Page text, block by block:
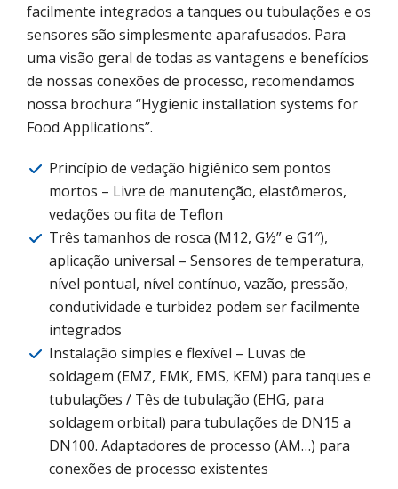
facilmente integrados a tanques ou tubulações e os
sensores são simplesmente aparafusados. Para
uma visão geral de todas as vantagens e benefícios
de nossas conexões de processo, recomendamos
nossa brochura “Hygienic installation systems for
Food Applications”.
Princípio de vedação higiênico sem pontos
mortos – Livre de manutenção, elastômeros,
vedações ou fita de Teflon
Três tamanhos de rosca (M12, G½” e G1″),
aplicação universal – Sensores de temperatura,
nível pontual, nível contínuo, vazão, pressão,
condutividade e turbidez podem ser facilmente
integrados
Instalação simples e flexível – Luvas de
soldagem (EMZ, EMK, EMS, KEM) para tanques e
tubulações / Tês de tubulação (EHG, para
soldagem orbital) para tubulações de DN15 a
DN100. Adaptadores de processo (AM…) para
conexões de processo existentes